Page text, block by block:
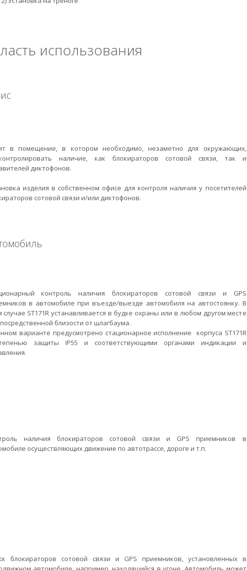
использования
в помещение, в котором необходимо, незаметно для окружающих,
наличие, как блокираторов сотовой связи, так и
диктофонов.
изделия в собственном офисе для контроля наличия у посетителей
сотовой связи и/или диктофонов.
контроль наличия блокираторов сотовой связи и GPS
в автомобиле при въезде/выезде автомобиля на автостоянку. В
случае ST171R устанавливается в будке охраны или в любом другом месте
близости от шлагбаума.
варианте предусмотрено стационарное исполнение корпуса ST171R
защиты IP55 и соответствующими органами индикации и
наличия блокираторов сотовой связи и GPS приемников в
осуществляющих движение по автотрассе, дороге и т.п.
блокираторов сотовой связи и GPS приемников, установленных в